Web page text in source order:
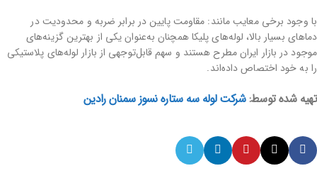
با وجود برخی معایب مانند: مقاومت پایین در برابر ضربه و محدودیت در
دماهای بسیار بالا، لوله‌های پلیکا همچنان به‌عنوان یکی از بهترین گزینه‌های
موجود در بازار ایران مطرح هستند و سهم قابل‌توجهی از بازار لوله‌های پلاستیکی
را به خود اختصاص داده‌اند.
تهیه شده توسط:شرکت لوله سه ستاره نسوز سمنان رادین